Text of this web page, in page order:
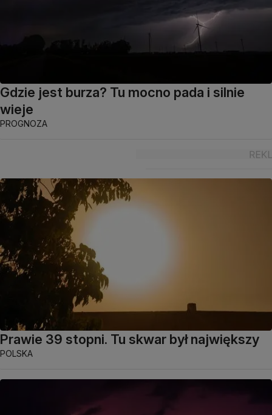
Gdzie jest burza? Tu mocno pada i silnie
wieje
PROGNOZA
Prawie 39 stopni. Tu skwar był największy
POLSKA